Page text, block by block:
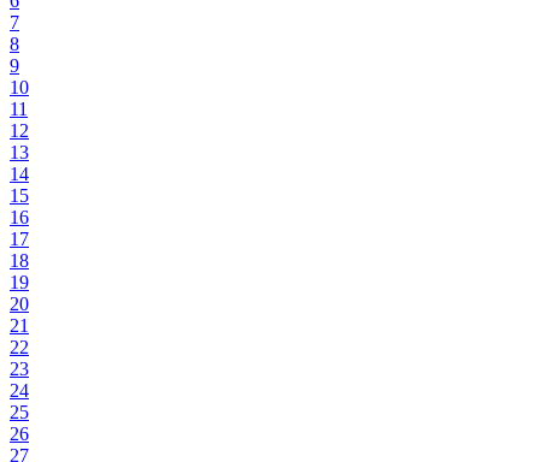
7
8
9
10
11
12
13
14
15
16
17
18
19
20
21
22
23
24
25
26
27